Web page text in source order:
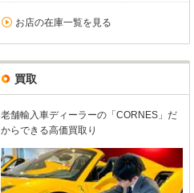
お店の在庫一覧を見る
買取
老舗輸入車ディーラーの「CORNES」だ
からできる高価買取り